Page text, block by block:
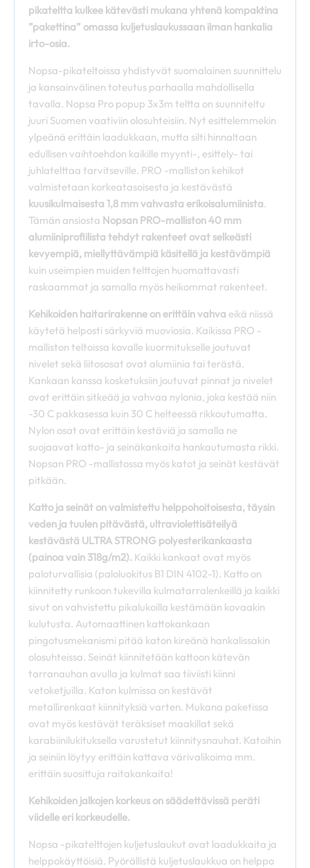
pikateltta kulkee kätevästi mukana yhtenä kompaktina
”pakettina” omassa kuljetuslaukussaan ilman hankalia
irto-osia.
Nopsa-pikateltoissa yhdistyvät suomalainen suunnittelu
ja kansainvälinen toteutus parhaalla mahdollisella
tavalla. Nopsa Pro popup 3x3m teltta on suunniteltu
juuri Suomen vaativiin olosuhteisiin. Nyt esittelemmekin
ylpeänä erittäin laadukkaan, mutta silti hinnaltaan
edullisen vaihtoehdon kaikille myynti-, esittely- tai
juhlatelttaa tarvitseville. PRO -malliston kehikot
valmistetaan korkeatasoisesta ja kestävästä
kuusikulmaisesta 1,8 mm vahvasta erikoisalumiinista.
Tämän ansiosta Nopsan PRO-malliston 40 mm
alumiiniprofiilista tehdyt rakenteet ovat selkeästi
kevyempiä, miellyttävämpiä käsitellä ja kestävämpiä
kuin useimpien muiden telttojen huomattavasti
raskaammat ja samalla myös heikommat rakenteet.
Kehikoiden haitarirakenne on erittäin vahva eikä niissä
käytetä helposti särkyviä muoviosia. Kaikissa PRO -
malliston teltoissa kovalle kuormitukselle joutuvat
nivelet sekä liitososat ovat alumiinia tai terästä.
Kankaan kanssa kosketuksiin joutuvat pinnat ja nivelet
ovat erittäin sitkeää ja vahvaa nylonia, joka kestää niin
-30 C pakkasessa kuin 30 C helteessä rikkoutumatta.
Nylon osat ovat erittäin kestäviä ja samalla ne
suojaavat katto- ja seinäkankaita hankautumasta rikki.
Nopsan PRO -mallistossa myös katot ja seinät kestävät
pitkään.
Katto ja seinät on valmistettu helppohoitoisesta, täysin
veden ja tuulen pitävästä, ultraviolettisäteilyä
kestävästä ULTRA STRONG polyesterikankaasta
(painoa vain 318g/m2). Kaikki kankaat ovat myös
paloturvallisia (paloluokitus B1 DIN 4102-1). Katto on
kiinnitetty runkoon tukevilla kulmatarralenkeillä ja kaikki
sivut on vahvistettu pikalukoilla kestämään kovaakin
kulutusta. Automaattinen kattokankaan
pingotusmekanismi pitää katon kireänä hankalissakin
olosuhteissa. Seinät kiinnitetään kattoon kätevän
tarranauhan avulla ja kulmat saa tiiviisti kiinni
vetoketjuilla. Katon kulmissa on kestävät
metallirenkaat kiinnityksiä varten. Mukana paketissa
ovat myös kestävät teräksiset maakillat sekä
karabiinilukituksella varustetut kiinnitysnauhat. Katoihin
ja seiniin löytyy erittäin kattava värivalikoima mm.
erittäin suosittuja raitakankaita!
Kehikoiden jalkojen korkeus on säädettävissä peräti
viidelle eri korkeudelle.
Nopsa -pikatelttojen kuljetuslaukut ovat laadukkaita ja
helppokäyttöisiä. Pyörällistä kuljetuslaukkua on helppo